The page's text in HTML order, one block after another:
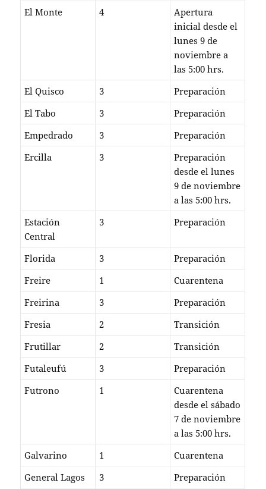
El Monte
4
Apertura
inicial desde el
lunes 9 de
noviembre a
las 5:00 hrs.
El Quisco
3
Preparación
El Tabo
3
Preparación
Empedrado
3
Preparación
Ercilla
3
Preparación
desde el lunes
9 de noviembre
a las 5:00 hrs.
Estación
Central
3 Preparación
Florida 3
Preparación
Freire
1
Cuarentena
Freirina
3
Preparación
Fresia
2
Transición
Frutillar
2
Transición
Futaleufú
3
Preparación
Futrono
1
Cuarentena
desde el sábado
7 de noviembre
a las 5:00 hrs.
Galvarino
1
Cuarentena
General Lagos
3
Preparación